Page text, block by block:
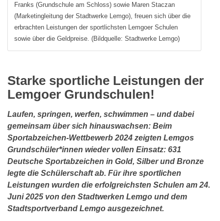
Franks (Grundschule am Schloss) sowie Maren Staczan
(Marketingleitung der Stadtwerke Lemgo), freuen sich über die
erbrachten Leistungen der sportlichsten Lemgoer Schulen
sowie über die Geldpreise. (Bildquelle: Stadtwerke Lemgo)
Starke sportliche Leistungen der
Lemgoer Grundschulen!
Laufen, springen, werfen, schwimmen – und dabei
gemeinsam über sich hinauswachsen: Beim
Sportabzeichen-Wettbewerb 2024 zeigten Lemgos
Grundschüler*innen wieder vollen Einsatz: 631
Deutsche Sportabzeichen in Gold, Silber und Bronze
legte die Schülerschaft ab. Für ihre sportlichen
Leistungen wurden die erfolgreichsten Schulen am 24.
Juni 2025 von den Stadtwerken Lemgo und dem
Stadtsportverband Lemgo ausgezeichnet.